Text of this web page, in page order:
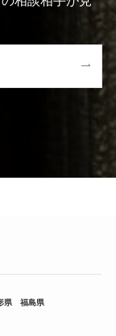
県 福島県